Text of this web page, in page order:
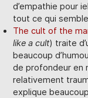
d’empathie pour
tout ce qui
The cult of the
like a cult) traite
beaucoup
de profondeur en
relativement
explique